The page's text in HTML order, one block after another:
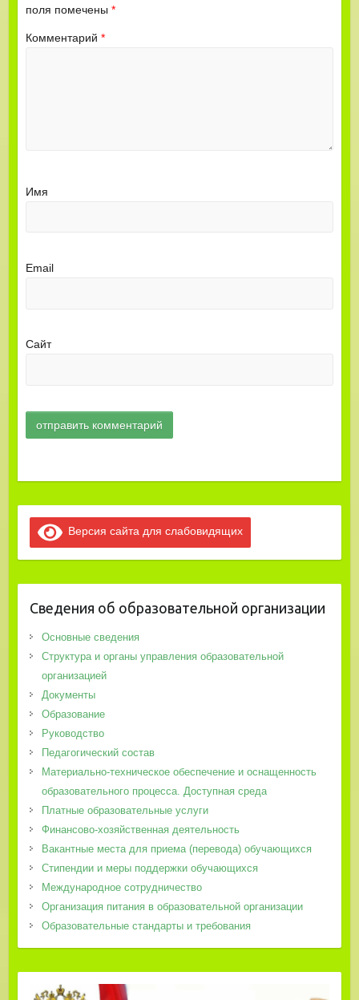
поля помечены *
Комментарий *
Имя
Email
Сайт
Версия сайта для слабовидящих
Сведения об образовательной организации
Основные сведения
Структура и органы управления образовательной
организацией
Документы
Образование
Руководство
Педагогический состав
Материально-техническое обеспечение и оснащенность
образовательного процесса. Доступная среда
Платные образовательные услуги
Финансово-хозяйственная деятельность
Вакантные места для приема (перевода) обучающихся
Стипендии и меры поддержки обучающихся
Международное сотрудничество
Организация питания в образовательной организации
Образовательные стандарты и требования